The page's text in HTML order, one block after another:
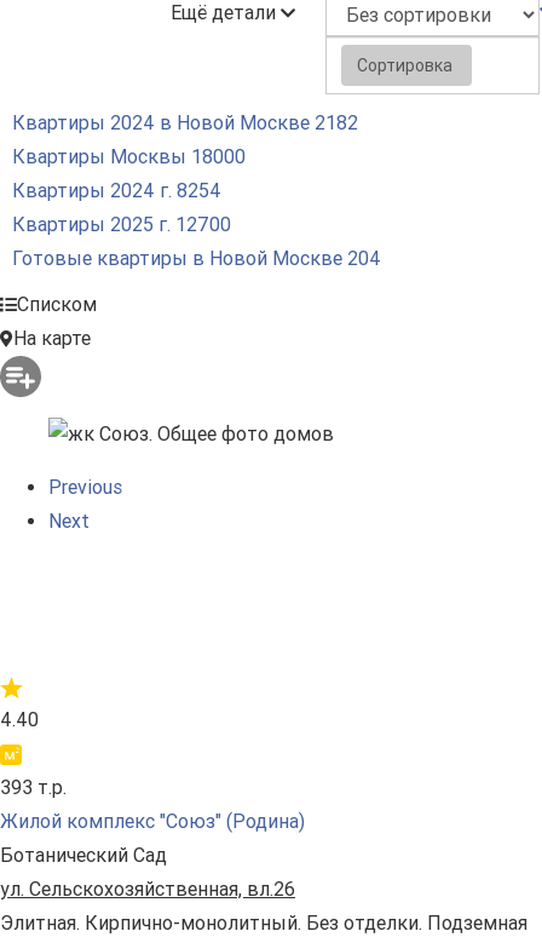
Ещё детали
Сортировка
Квартиры 2024 в Новой Москве 2182
Квартиры Москвы 18000
Квартиры 2024 г. 8254
Квартиры 2025 г. 12700
Готовые квартиры в Новой Москве 204
Списком
На карте
Previous
Next
4.40
393 т.р.
Жилой комплекс "Союз" (Родина)
Ботанический Сад
ул. Сельскохозяйственная, вл.26
Элитная. Кирпично-монолитный. Без отделки. Подземная